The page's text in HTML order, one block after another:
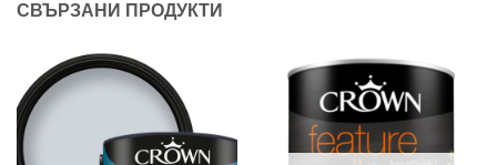
СВЪРЗАНИ ПРОДУКТИ